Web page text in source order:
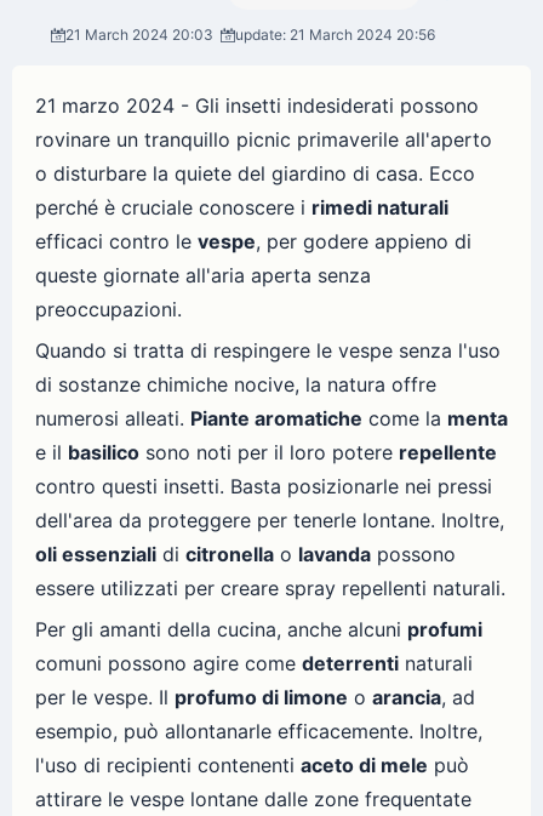
21 March 2024 20:03 update: 21 March 2024 20:56
21 marzo 2024 - Gli insetti indesiderati possono
rovinare un tranquillo picnic primaverile all'aperto
o disturbare la quiete del giardino di casa. Ecco
perché è cruciale conoscere i rimedi naturali
efficaci contro le vespe, per godere appieno di
queste giornate all'aria aperta senza
preoccupazioni.
Quando si tratta di respingere le vespe senza l'uso
di sostanze chimiche nocive, la natura offre
numerosi alleati. Piante aromatiche come la menta
e il basilico sono noti per il loro potere repellente
contro questi insetti. Basta posizionarle nei pressi
dell'area da proteggere per tenerle lontane. Inoltre,
oli essenziali di citronella o lavanda possono
essere utilizzati per creare spray repellenti naturali.
Per gli amanti della cucina, anche alcuni profumi
comuni possono agire come deterrenti naturali
per le vespe. Il profumo di limone o arancia, ad
esempio, può allontanarle efficacemente. Inoltre,
l'uso di recipienti contenenti aceto di mele può
attirare le vespe lontane dalle zone frequentate